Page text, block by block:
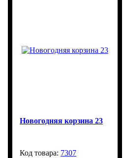
Новогодняя корзина 23
7307